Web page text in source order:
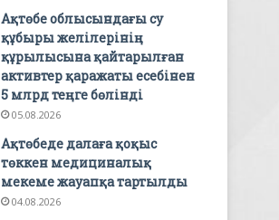
Ақтөбе облысындағы су
құбыры желілерінің
құрылысына қайтарылған
активтер қаражаты есебінен
5 млрд теңге бөлінді
05.08.2026
Ақтөбеде далаға қоқыс
төккен медициналық
мекеме жауапқа тартылды
04.08.2026